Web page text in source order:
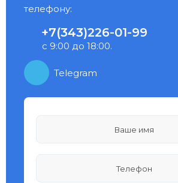
телефону:
+7(343)226-01-99
с 9:00 до 18:00.
Telegram